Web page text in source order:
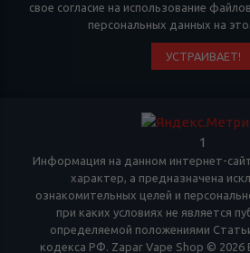
свое согласие на использование
персональных данных на
УСТРАИВАЕТ!
1
Информация на данном интернет-
характер, а предназначена
ознакомительных целей и
при каких условиях не является
определяемой положениями
кодекса РФ. Zapar Vape Shop ©